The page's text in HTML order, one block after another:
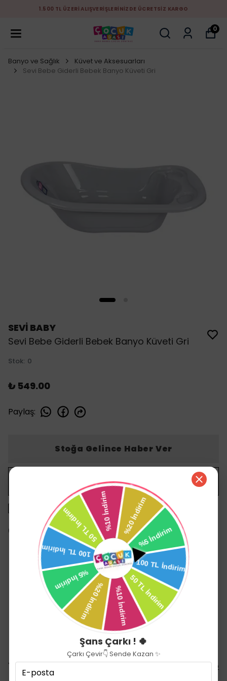
1.500 TL ÜZERİ ALIŞVERİŞLERİNİZDE ÜCRETSİZ KARGO
0
Banyo ve Sağlık
Küvet ve Aksesuarları
Sevi Bebe Giderli Bebek Banyo Küveti Gri
SEVİ BABY
Sevi Bebe Giderli Bebek Banyo Küveti Gri
Stok: 0
₺ 549.00
Paylaş:
Stoğa Gelince Haber Ver
WHATSAPP
1500 TL üzeri ücretsiz kargo
14 gün içinde iade değişim
Ürün Açıklaması
Sevi Bebe Giderli Banyo Küveti ile bebeğinizin banyosu daha
keyifli ve konforlu hale gelir.
Kanserojen madde içermez, sağlıklı ve güvenilirdir.
kırılmaya karşı güçlendirilmiştir.
Azo boya, toksin madde, kanserojen madde
Yorumlar Yorum Yap
Şans Çarkı ! 🍀
Çarkı Çevir👇 Sende Kazan ✨